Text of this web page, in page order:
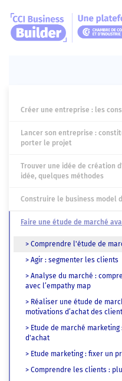
Créer une entreprise : les
Lancer son entreprise :
porter le projet
Trouver une idée de création
idée, quelques méthodes
Construire le business model
Faire une étude de marché
> Comprendre l'étude de
> Agir : segmenter les clients
> Analyse du marché :
avec l’empathy map
> Réaliser une étude de
motivations d’achat des
> Etude de marché
d'achat
> Etude marketing : fixer un
> Comprendre les clients :